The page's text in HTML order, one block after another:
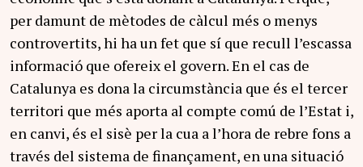
per damunt de mètodes de càlcul més o menys
controvertits, hi ha un fet que sí que recull l’escassa
informació que ofereix el govern. En el cas de
Catalunya es dona la circumstància que és el tercer
territori que més aporta al compte comú de l’Estat i,
en canvi, és el sisè per la cua a l’hora de rebre fons a
través del sistema de finançament, en una situació